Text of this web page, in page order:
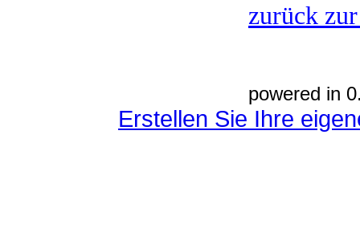
zurück
powered in
Erstellen Sie Ihre